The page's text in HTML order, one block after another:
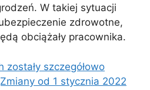
W takiej sytuacji
zdrowotne,
obciążały pracownika.
szczegółowo
od 1 stycznia 2022